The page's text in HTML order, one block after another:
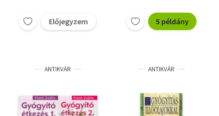
Előjegyzem 5 példány
ANTIKVÁR ANTIKVÁR